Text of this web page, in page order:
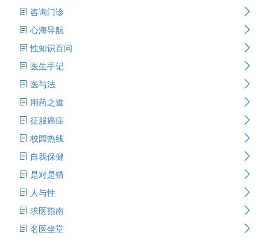
咨询门诊
心海导航
性知识百问
医生手记
医与法
用药之道
征服癌症
校园热线
自我保健
是对是错
人与性
求医指南
名医坐堂